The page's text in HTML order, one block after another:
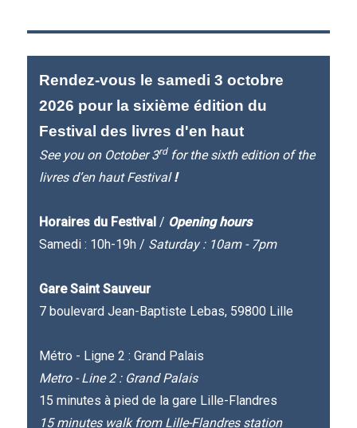
Rendez-vous le samedi 3 octobre
2026 pour la sixième édition du
Festival des livres d'en haut
See you on October 3rdfor the sixth edition of the
livres d’en haut Festival!
Horaires du Festival / Opening hours
Samedi : 10h-19h / Saturday : 10am - 7pm
Gare Saint Sauveur
7 boulevard Jean-Baptiste Lebas, 59800 Lille
Métro - Ligne 2 : Grand Palais
Metro - Line 2 : Grand Palais
15 minutes à pied de la gare Lille-Flandres
15 minutes walk from Lille-Flandres station